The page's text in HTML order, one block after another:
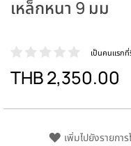
เหล็กหนา 9 มม
เป็นคนแรกที่
THB 2,350.00
เพิ่มไปยังรายการ